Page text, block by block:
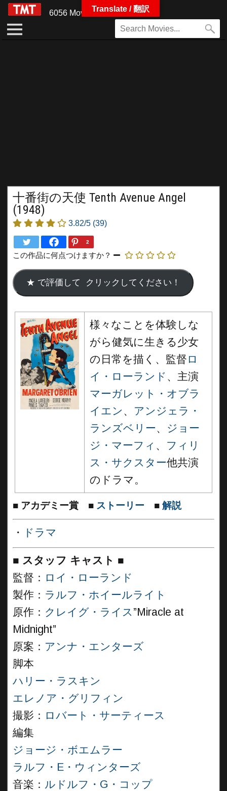
6056 Movies
十番街の天使 Tenth Avenue Angel
(1948)
3.82/5 (39)
2
この作品に何点つけますか？
様々なことを体験しな
がら健気に生きる少女
の日常を描く、監督 ロ
イ・ローランド 、主演
マーガレット・オブラ
イエン 、 アンジェラ・
ランズベリー、 ジョー
ジ・マーフィ 、 フィリ
ス・サクスター他共演
のドラマ。
■ アカデミー賞 ■ ストーリー ■ 解説
・ ドラマ
■ スタッフ キャスト ■
監督： ロイ・ローランド
製作： ラルフ・ホイールライト
原作： クレイグ・ライス”Miracle at
Midnight”
原案： アンナ・エンターズ
脚本
ハリー・ラスキン
エレノア・グリフィン
撮影： ロバート・サーティース
編集
ジョージ・ボエムラー
ラルフ・E・ウィンターズ
音楽： ルドルフ・G・コップ
Translate / 翻訳